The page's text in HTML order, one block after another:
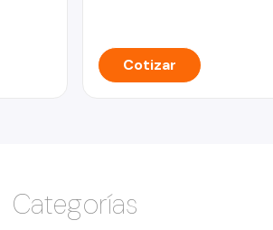
Cotizar
Categorías